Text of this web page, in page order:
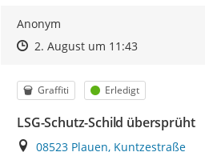
Anonym
Zeitpunkt des Erstellens
Zeitpunkt des Erstellens
2. August um 11:43Zur Äußerung
Kategorie
Graffiti Status
Erledigt
LSG-Schutz-Schild übersprüht
Ort
08523 Plauen, Kuntzestraße